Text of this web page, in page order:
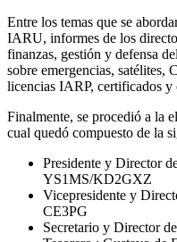
Entre los temas que se
IARU, informes de los
finanzas, gestión y defensa
sobre emergencias, satélites,
licencias IARP, certificados y
Finalmente, se procedió a la
cual quedó compuesto de la
Presidente y Director
YS1MS/KD2GXZ
Vicepresidente y
CE3PG
Secretario y Director